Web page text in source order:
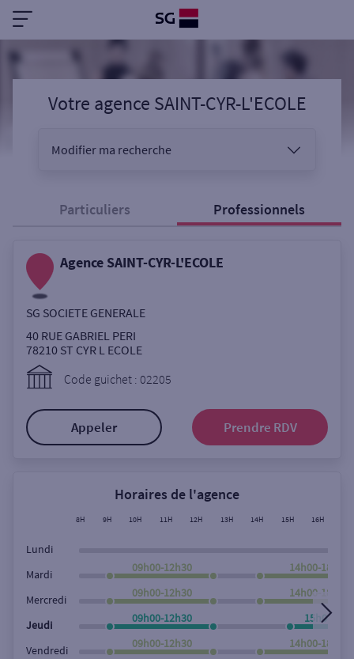
Votre agence SAINT-CYR-L'ECOLE
Modifier ma recherche
Sélectionnez votre recherche
Ouverte le samedi
ou
Rue
Particuliers Professionnels
Agence SAINT-CYR-L'ECOLE
SG SOCIETE GENERALE
40 RUE GABRIEL PERI
78210 ST CYR L ECOLE
Code guichet : 02205
Appeler Prendre RDV
Horaires de l'agence
8H 9H 10H 11H 12H 13H 14H 15H 16H
Lundi
Mardi
09h00-12h30 14h00-18h00
Mercredi
09h00-12h30 14h00-18h00
Jeudi
09h00-12h30 15h00-
Vendredi
09h00-12h30 14h00-18h00